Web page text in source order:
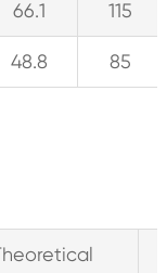
66.1 115
48.8 85